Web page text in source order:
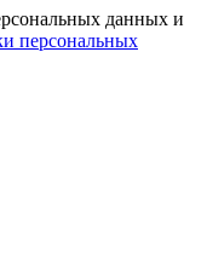
данных и
персональных